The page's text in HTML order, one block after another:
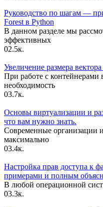
Руководство по шагам —
Forest в Python
В данном разделе мы
эффективных
02.5к.
Увеличение размера
При работе с контейнерами
необходимость
03.7к.
Основы виртуализации и
что вам нужно знать.
Современные организации
максимально
03.4к.
Настройка прав доступа к
примерами и полным
В любой операционной
03.3к.